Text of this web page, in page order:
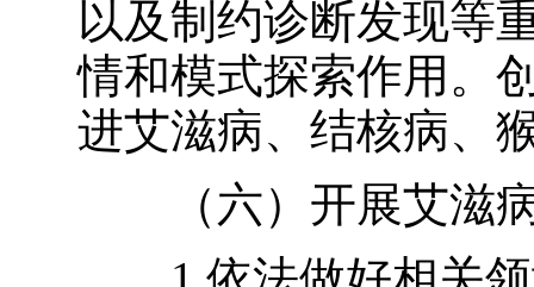
以及制约诊断发现等
情和模式探索作用。
进艾滋病、结核病、
（六）开展艾滋